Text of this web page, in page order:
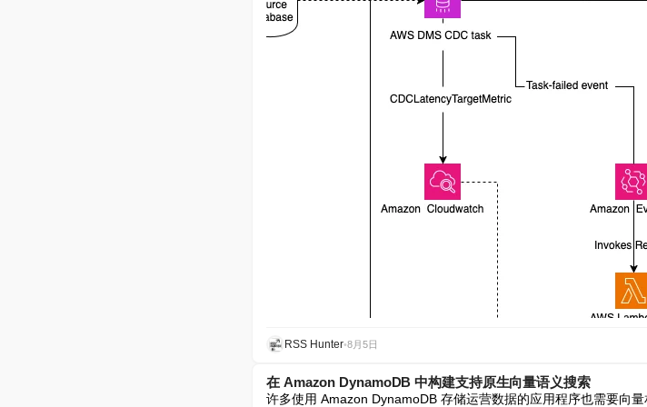
RSS Hunter•8月5日
在 Amazon DynamoDB 中构建支持原生向量语义搜索
许多使用 Amazon DynamoDB 存储运营数据的应用程序也需要向